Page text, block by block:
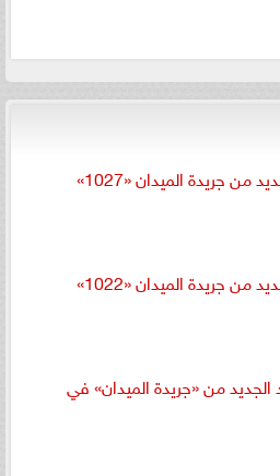
من جريدة الميدان «1027»
من جريدة الميدان «1022»
الجديد من «جريدة الميدان» في